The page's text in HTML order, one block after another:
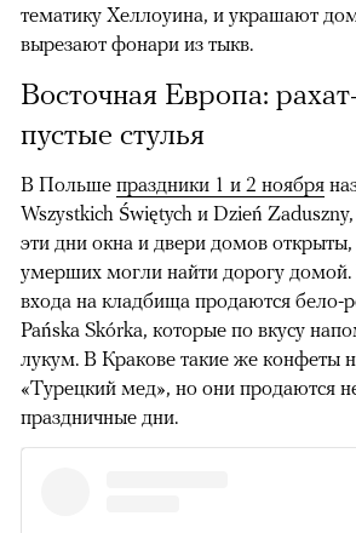
тематику Хеллоуина, и украшают
вырезают фонари из тыкв.
Восточная Европа:
пустые стулья
В Польше праздники 1 и 2 ноября
Wszystkich Świętych и Dzień
эти дни окна и двери домов
умерших могли найти дорогу
входа на кладбища продаются бело-
Pańska Skórka, которые по вкусу
лукум. В Кракове такие же конфеты
«Турецкий мед», но они продаются
праздничные дни.